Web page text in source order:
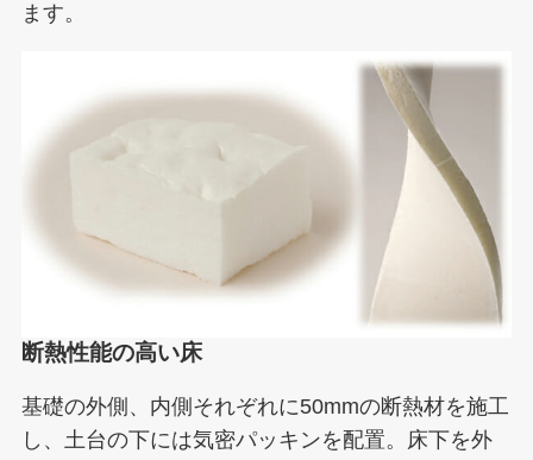
ます。
断熱性能の高い床
基礎の外側、内側それぞれに50mmの断熱材を施工
し、土台の下には気密パッキンを配置。床下を外